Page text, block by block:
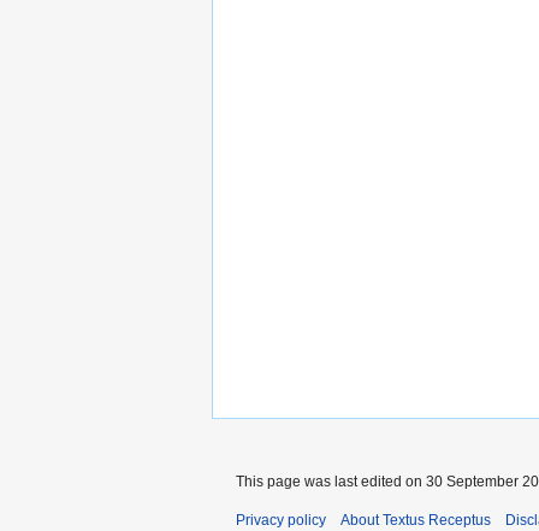
This page was last edited on 30 September
Privacy policy About Textus Receptus